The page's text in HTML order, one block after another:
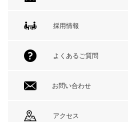
採用情報
よくあるご質問
お問い合わせ
アクセス